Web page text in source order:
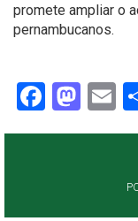
promete ampliar o
pernambucanos.